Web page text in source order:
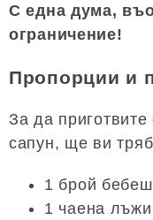
С една дума,
ограничение!
Пропорции и
За да
сапун, ще ви
1 брой
1 чаена